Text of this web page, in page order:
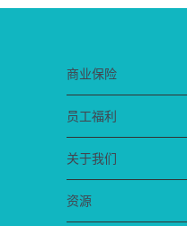
商业保险
员工福利
关于我们
资源